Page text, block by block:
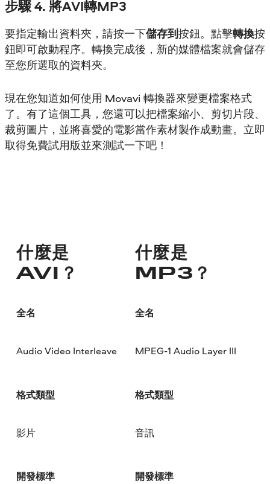
步驟 4. 將AVI轉MP3
要指定輸出資料夾，請按一下儲存到按鈕。點擊轉換按
鈕即可啟動程序。轉換完成後，新的媒體檔案就會儲存
至您所選取的資料夾。
現在您知道如何使用 Movavi 轉換器來變更檔案格式
了。有了這個工具，您還可以把檔案縮小、剪切片段、
裁剪圖片，並將喜愛的電影當作素材製作成動畫。立即
取得免費試用版並來測試一下吧！
什麼是
AVI？
全名
Audio Video Interleave
格式類型
影片
開發標準
什麼是
MP3？
全名
MPEG-1 Audio Layer III
格式類型
音訊
開發標準